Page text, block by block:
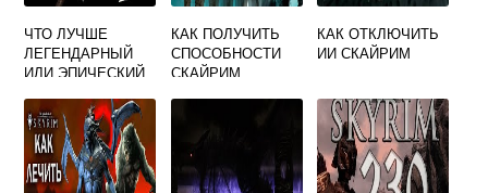
ЧТО ЛУЧШЕ
ЛЕГЕНДАРНЫЙ
ИЛИ ЭПИЧЕСКИЙ
КАК ПОЛУЧИТЬ
СПОСОБНОСТИ
СКАЙРИМ
КАК ОТКЛЮЧИТЬ
ИИ СКАЙРИМ